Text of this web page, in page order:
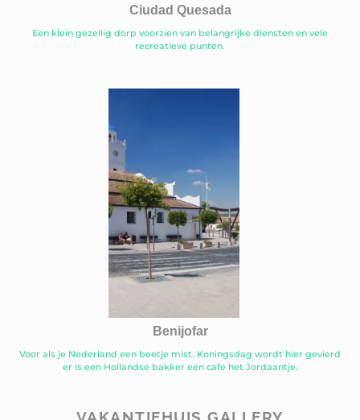
Ciudad Quesada
Een klein gezellig dorp voorzien van belangrijke diensten en vele
recreatieve punten.
Benijofar
Voor als je Nederland een beetje mist. Koningsdag wordt hier gevierd
er is een Hollandse bakker een cafe het Jordaantje.